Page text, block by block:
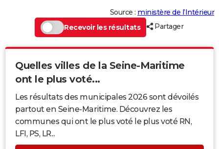
Source : ministère de l’Intérieur
Recevoir les résultats
Partager
Quelles villes de la Seine-Maritime
ont le plus voté...
Les résultats des municipales 2026 sont dévoilés
partout en Seine-Maritime. Découvrez les
communes qui ont le plus voté le plus voté RN,
LFI, PS, LR...